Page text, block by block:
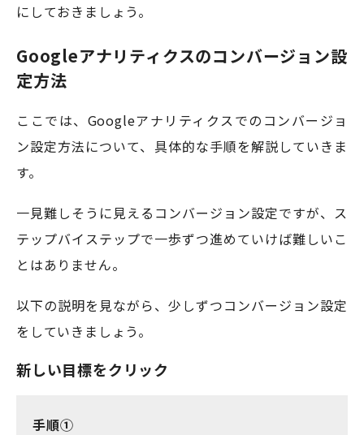
にしておきましょう。
Googleアナリティクスのコンバージョン設
定方法
ここでは、Googleアナリティクスでのコンバージョ
ン設定方法について、具体的な手順を解説していきま
す。
一見難しそうに見えるコンバージョン設定ですが、ス
テップバイステップで一歩ずつ進めていけば難しいこ
とはありません。
以下の説明を見ながら、少しずつコンバージョン設定
をしていきましょう。
新しい目標をクリック
手順①